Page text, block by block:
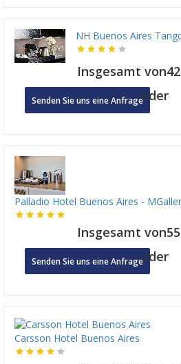
NH Buenos Aires
Insgesamt
Senden Sie uns eine Anfrageoder
Palladio Hotel Buenos Aires -
Insgesamt
Senden Sie uns eine Anfrageoder
Carsson Hotel Buenos Aires